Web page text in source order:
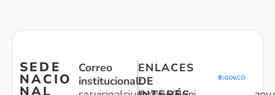
SEDE
NACIO
NAL
Correo
institucional:
ENLACES
DE